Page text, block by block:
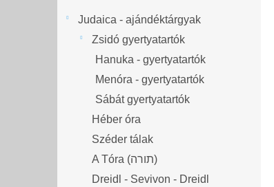
Judaica - ajándéktárgyak
Zsidó gyertyatartók
Hanuka - gyertyatartók
Menóra - gyertyatartók
Sábát gyertyatartók
Héber óra
Széder tálak
A Tóra (תורה)
Dreidl - Sevivon - Dreidl